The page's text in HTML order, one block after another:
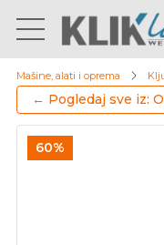
Mašine, alati i oprema
← Pogledaj sve iz:
60%